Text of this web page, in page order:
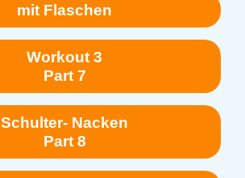
mit Flaschen
Workout 3
Part 7
Schulter- Nacken
Part 8